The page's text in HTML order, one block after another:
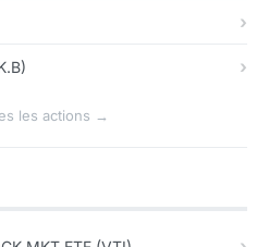
les actions →